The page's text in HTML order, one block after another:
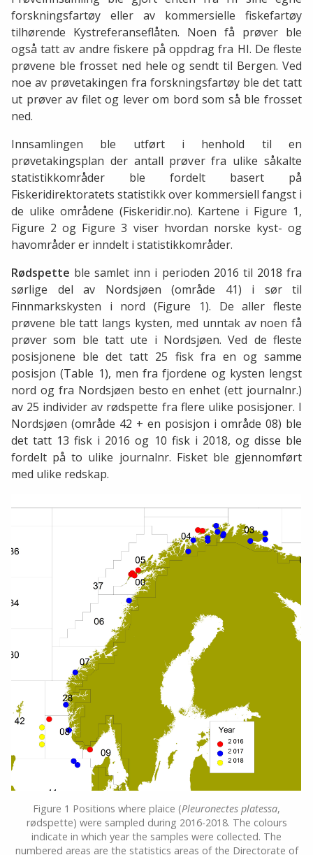
forskningsfartøy eller av kommersielle fiskefartøy
tilhørende Kystreferanseflåten. Noen få prøver ble
også tatt av andre fiskere på oppdrag fra HI. De fleste
prøvene ble frosset ned hele og sendt til Bergen. Ved
noe av prøvetakingen fra forskningsfartøy ble det tatt
ut prøver av filet og lever om bord som så ble frosset
ned.
Innsamlingen ble utført i henhold til en
prøvetakingsplan der antall prøver fra ulike såkalte
statistikkområder ble fordelt basert på
Fiskeridirektoratets statistikk over kommersiell fangst i
de ulike områdene (Fiskeridir.no). Kartene i Figure 1,
Figure 2 og Figure 3 viser hvordan norske kyst- og
havområder er inndelt i statistikkområder.
Rødspette ble samlet inn i perioden 2016 til 2018 fra
sørlige del av Nordsjøen (område 41) i sør til
Finnmarkskysten i nord (Figure 1). De aller fleste
prøvene ble tatt langs kysten, med unntak av noen få
prøver som ble tatt ute i Nordsjøen. Ved de fleste
posisjonene ble det tatt 25 fisk fra en og samme
posisjon (Table 1), men fra fjordene og kysten lengst
nord og fra Nordsjøen besto en enhet (ett journalnr.)
av 25 individer av rødspette fra flere ulike posisjoner. I
Nordsjøen (område 42 + en posisjon i område 08) ble
det tatt 13 fisk i 2016 og 10 fisk i 2018, og disse ble
fordelt på to ulike journalnr. Fisket ble gjennomført
med ulike redskap.
Figure 1 Positions where plaice (Pleuronectes platessa,
rødspette) were sampled during 2016-2018. The colours
indicate in which year the samples were collected. The
numbered areas are the statistics areas of the Directorate of